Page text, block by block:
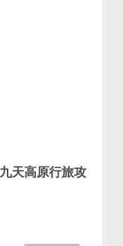
天高原行旅攻